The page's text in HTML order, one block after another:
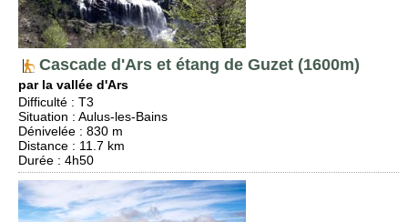
Cascade d'Ars et étang de Guzet (1600m)
par la vallée d'Ars
Difficulté : T3
Situation : Aulus-les-Bains
Dénivelée : 830 m
Distance : 11.7 km
Durée : 4h50